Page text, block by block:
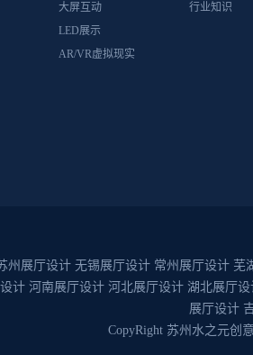
大屏互动
LED展示
AR/VR虚拟现实
行业知识
州展厅设计 无锡展厅设计 常州展厅设计 芜
计 河南展厅设计 河北展厅设计 湖北展厅设
展厅设计
CopyRight 苏州水之元创